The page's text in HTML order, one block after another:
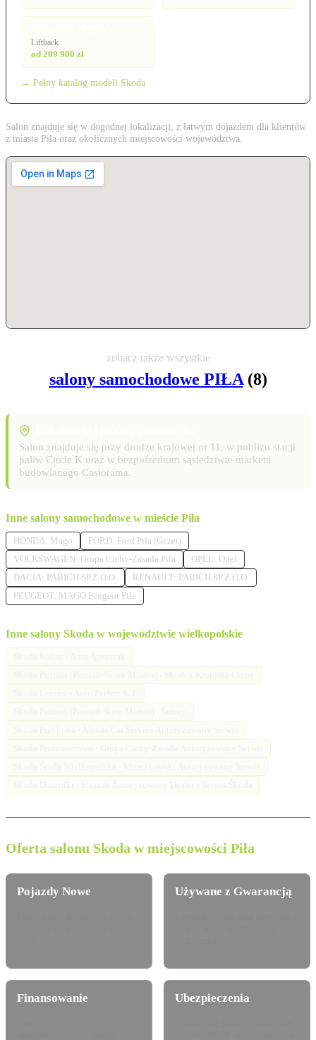
Liftback
od 209 900 zł
→ Pełny katalog modeli Skoda
Salon znajduje się w dogodnej lokalizacji, z łatwym dojazdem dla klientów
z miasta Piła oraz okolicznych miejscowości województwa.
zobacz także wszystkie
salony samochodowe PIŁA(8)
Salon znajduje się przy drodze krajowej nr 11, w pobliżu stacji
paliw Circle K oraz w bezpośrednim sąsiedztwie marketu
budowlanego Castorama.
Inne salony samochodowe w mieście Piła
HONDA: Mago
FORD: Ford Piła (Gezet)
VOLKSWAGEN: Grupa Cichy-Zasada Piła
OPEL: Opel
DACIA: PABICH SP.Z O.O.
RENAULT: PABICH SP.Z O.O.
PEUGEOT: MAGO Peugeot Piła
Inne salony Skoda w województwie wielkopolskie
Oferta salonu Skoda w miejscowości Piła
Pojazdy Nowe Używane z Gwarancją
Finansowanie Ubezpieczenia